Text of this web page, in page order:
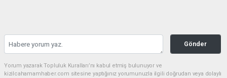
Gönder
Yorum yazarak Topluluk Kuralları’nı kabul etmiş bulunuyor ve
kizilcahamamhaber.com sitesine yaptığınız yorumunuzla ilgili doğrudan veya dolaylı